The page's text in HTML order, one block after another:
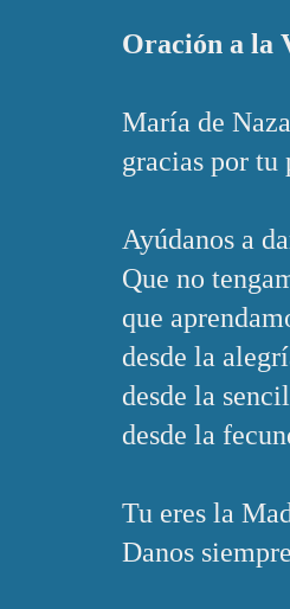
Oración a la
María de
gracias por tu
Ayúdanos a
Que no
que
desde la
desde la
desde la
Tu eres la
Danos